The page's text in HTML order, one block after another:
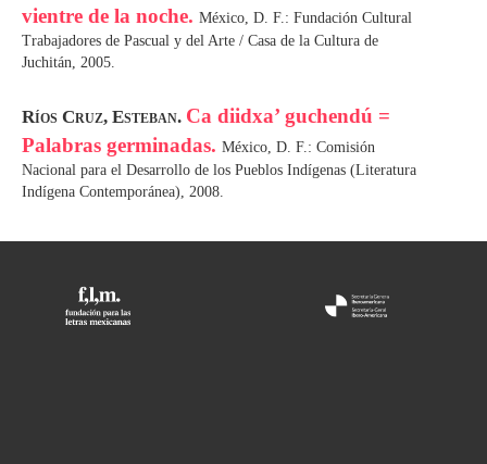
vientre de la noche. México, D. F.: Fundación Cultural
Trabajadores de Pascual y del Arte / Casa de la Cultura de
Juchitán, 2005.
Ríos Cruz, Esteban. Ca diidxa’ guchendú =
Palabras germinadas. México, D. F.: Comisión
Nacional para el Desarrollo de los Pueblos Indígenas (Literatura
Indígena Contemporánea), 2008.